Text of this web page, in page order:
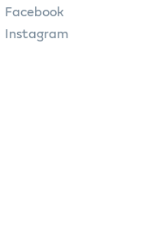
Facebook
Instagram